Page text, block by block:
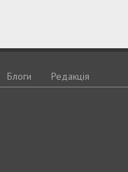
Блоги Редакція